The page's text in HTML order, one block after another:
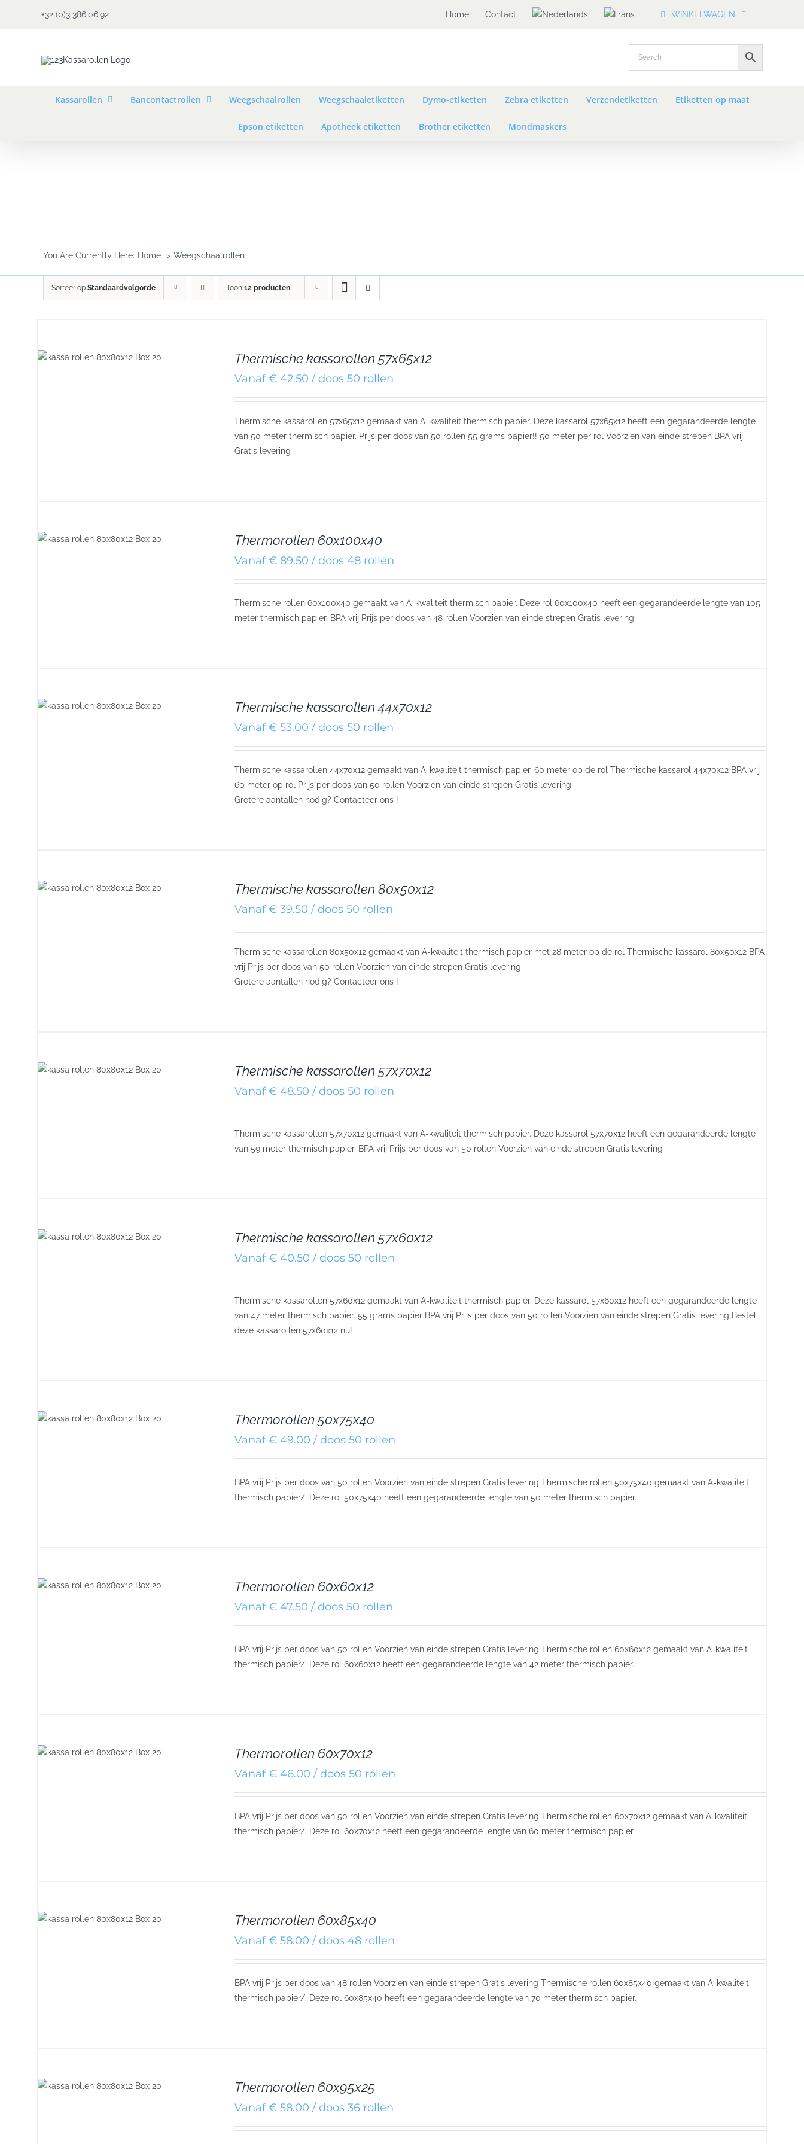
+32 (0)3 386.06.92 Home Contact WINKELWAGEN
Kassarollen Bancontactrollen Weegschaalrollen Weegschaaletiketten Dymo-etiketten Zebra etiketten Verzendetiketten Etiketten op maat
Epson etiketten Apotheek etiketten Brother etiketten Mondmaskers
You Are Currently Here: Home Weegschaalrollen
Sorteer op Standaardvolgorde Toon 12 producten
Thermische kassarollen 57x65x12
Vanaf € 42.50 / doos 50 rollen
Thermische kassarollen 57x65x12 gemaakt van A-kwaliteit thermisch papier. Deze kassarol 57x65x12 heeft een gegarandeerde lengte
van 50 meter thermisch papier. Prijs per doos van 50 rollen 55 grams papier!! 50 meter per rol Voorzien van einde strepen BPA vrij
Gratis levering
Thermorollen 60x100x40
Vanaf € 89.50 / doos 48 rollen
Thermische rollen 60x100x40 gemaakt van A-kwaliteit thermisch papier. Deze rol 60x100x40 heeft een gegarandeerde lengte van 105
meter thermisch papier. BPA vrij Prijs per doos van 48 rollen Voorzien van einde strepen Gratis levering
Thermische kassarollen 44x70x12
Vanaf € 53.00 / doos 50 rollen
Thermische kassarollen 44x70x12 gemaakt van A-kwaliteit thermisch papier. 60 meter op de rol Thermische kassarol 44x70x12 BPA vrij
60 meter op rol Prijs per doos van 50 rollen Voorzien van einde strepen Gratis levering
Grotere aantallen nodig? Contacteer ons !
Thermische kassarollen 80x50x12
Vanaf € 39.50 / doos 50 rollen
Thermische kassarollen 80x50x12 gemaakt van A-kwaliteit thermisch papier met 28 meter op de rol Thermische kassarol 80x50x12 BPA
vrij Prijs per doos van 50 rollen Voorzien van einde strepen Gratis levering
Grotere aantallen nodig? Contacteer ons !
Thermische kassarollen 57x70x12
Vanaf € 48.50 / doos 50 rollen
Thermische kassarollen 57x70x12 gemaakt van A-kwaliteit thermisch papier. Deze kassarol 57x70x12 heeft een gegarandeerde lengte
van 59 meter thermisch papier. BPA vrij Prijs per doos van 50 rollen Voorzien van einde strepen Gratis levering
Thermische kassarollen 57x60x12
Vanaf € 40.50 / doos 50 rollen
Thermische kassarollen 57x60x12 gemaakt van A-kwaliteit thermisch papier. Deze kassarol 57x60x12 heeft een gegarandeerde lengte
van 47 meter thermisch papier. 55 grams papier BPA vrij Prijs per doos van 50 rollen Voorzien van einde strepen Gratis levering Bestel
deze kassarollen 57x60x12 nu!
Thermorollen 50x75x40
Vanaf € 49.00 / doos 50 rollen
BPA vrij Prijs per doos van 50 rollen Voorzien van einde strepen Gratis levering Thermische rollen 50x75x40 gemaakt van A-kwaliteit
thermisch papier/. Deze rol 50x75x40 heeft een gegarandeerde lengte van 50 meter thermisch papier.
Thermorollen 60x60x12
Vanaf € 47.50 / doos 50 rollen
BPA vrij Prijs per doos van 50 rollen Voorzien van einde strepen Gratis levering Thermische rollen 60x60x12 gemaakt van A-kwaliteit
thermisch papier/. Deze rol 60x60x12 heeft een gegarandeerde lengte van 42 meter thermisch papier.
Thermorollen 60x70x12
Vanaf € 46.00 / doos 50 rollen
BPA vrij Prijs per doos van 50 rollen Voorzien van einde strepen Gratis levering Thermische rollen 60x70x12 gemaakt van A-kwaliteit
thermisch papier/. Deze rol 60x70x12 heeft een gegarandeerde lengte van 60 meter thermisch papier.
Thermorollen 60x85x40
Vanaf € 58.00 / doos 48 rollen
BPA vrij Prijs per doos van 48 rollen Voorzien van einde strepen Gratis levering Thermische rollen 60x85x40 gemaakt van A-kwaliteit
thermisch papier/. Deze rol 60x85x40 heeft een gegarandeerde lengte van 70 meter thermisch papier.
Thermorollen 60x95x25
Vanaf € 58.00 / doos 36 rollen